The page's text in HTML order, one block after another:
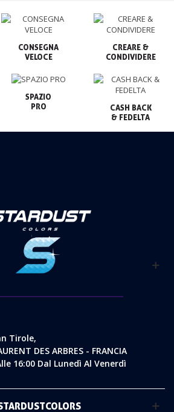
CONSEGNA
VELOCE
CREARE &
CONDIVIDERE
SPAZIO
PRO
CASH BACK
& FEDELTA
Tirole,
DES ARBRES - FRANCIA
16:00 Dal Lunedì Al Venerdì